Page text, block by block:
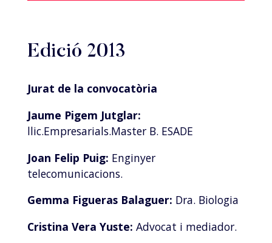
Edició 2013
Jurat de la convocatòria
Jaume Pigem Jutglar:
llic.Empresarials.Master B. ESADE
Joan Felip Puig: Enginyer
telecomunicacions.
Gemma Figueras Balaguer: Dra. Biologia
Cristina Vera Yuste: Advocat i mediador.